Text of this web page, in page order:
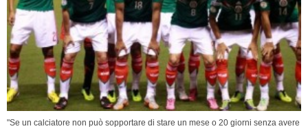
"Se un calciatore non può sopportare di stare un mese o 20 giorni senza avere